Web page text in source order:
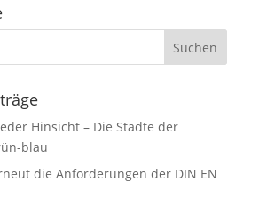
Hinsicht – Die Städte der
blau
die Anforderungen der DIN EN